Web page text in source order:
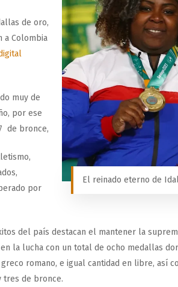
El reinado eterno de
de oro,
a Colombia
muy de
por ese
de bronce,
por
del país destacan el mantener la
la lucha con un total de ocho medallas
romano, e igual cantidad en libre, así
de bronce.